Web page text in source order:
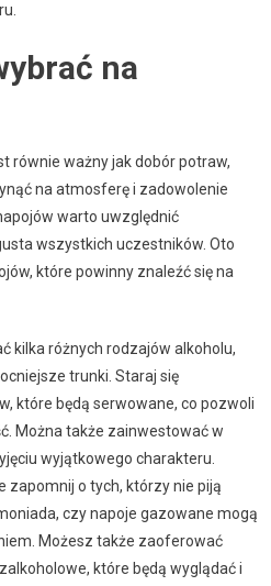
na
równie ważny jak dobór potraw,
na atmosferę i zadowolenie
warto uwzględnić
wszystkich uczestników. Oto
które powinny znaleźć się na
kilka różnych rodzajów alkoholu,
trunki. Staraj się
które będą serwowane, co pozwoli
Można także zainwestować w
wyjątkowego charakteru.
zapomnij o tych, którzy nie piją
czy napoje gazowane mogą
Możesz także zaoferować
które będą wyglądać i